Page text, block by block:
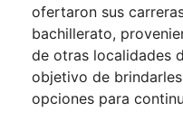
ofertaron sus
bachillerato,
de otras localidades
objetivo de
opciones para